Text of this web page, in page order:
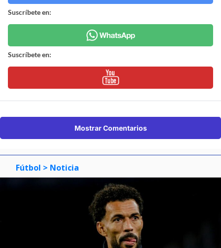
Suscríbete en:
Suscríbete en:
Mostrar Comentarios
Fútbol > Noticia